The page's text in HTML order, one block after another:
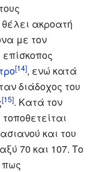
θέλει ακροατή
με τον
[14], ενώ κατά
διάδοχος του
[15]. Κατά τον
και του
70 και 107. Το
πως